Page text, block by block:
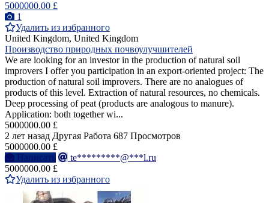
5000000.00 £
1
Удалить из избранного
United Kingdom, United Kingdom
Производство природных почвоулучшителей
We are looking for an investor in the production of natural soil
improvers I offer you participation in an export-oriented project: The
production of natural soil improvers. There are no analogues of
products of this level. Extraction of natural resources, no chemicals.
Deep processing of peat (products are analogous to manure).
Application: both together wi...
5000000.00 £
2 лет назад Другая Работа 687 Просмотров
5000000.00 £
Написать
te*********@***l.ru
5000000.00 £
Удалить из избранного